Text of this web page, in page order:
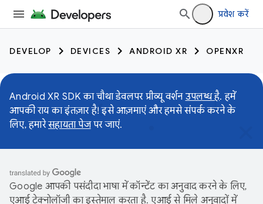
प्रवेश करें
DEVELOP DEVICES ANDROID XR OPENXR
Android XR SDK का चौथा डेवलपर प्रीव्यू वर्शन उपलब्ध है. हमें
आपकी राय का इंतज़ार है! इसे आज़माएं और हमसे संपर्क करने के
लिए, हमारेसहायता पेजपर जाएं.
Google आपकी पसंदीदा भाषा में कॉन्टेंट का अनुवाद करने के लिए,
एआई टेक्नोलॉजी का इस्तेमाल करता है. एआई से मिले अनुवादों में